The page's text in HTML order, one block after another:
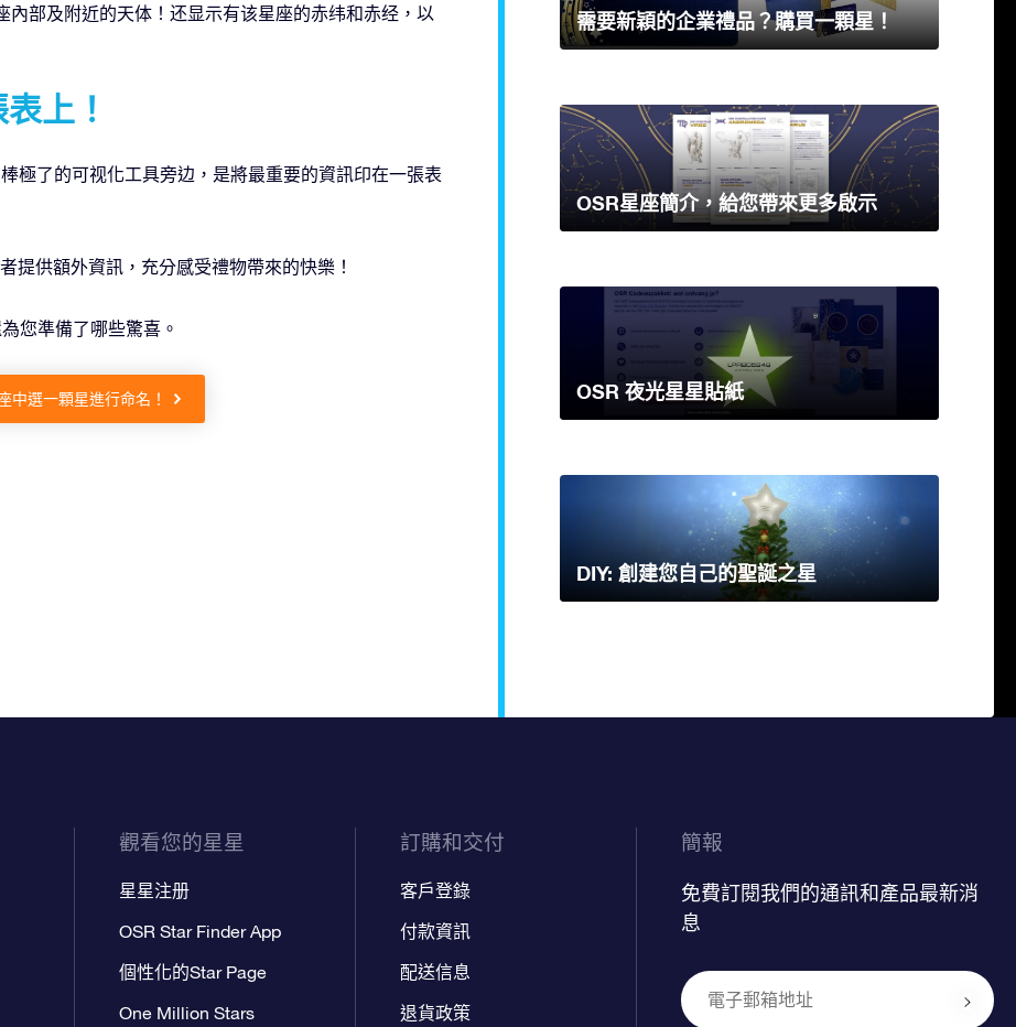
內部及附近的天体！还显示有该星座的赤纬和赤经，以
上！
極了的可视化工具旁边，是將最重要的資訊印在一張表
提供額外資訊，充分感受禮物帶來的快樂！
您準備了哪些驚喜。
中選一顆星進行命名！
需要新穎的企業禮品？購買一顆星！
OSR星座簡介，給您帶來更多啟示
OSR 夜光星星貼紙
DIY: 創建您自己的聖誕之星
觀看您的星星
星星注册
OSR Star Finder App
個性化的Star Page
One Million Stars
訂購和交付
客戶登錄
付款資訊
配送信息
退貨政策
簡報
免費訂閱我們的通訊和產品最新消
息